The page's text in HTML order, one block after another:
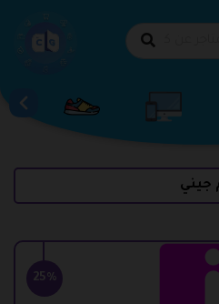
جيني
25%